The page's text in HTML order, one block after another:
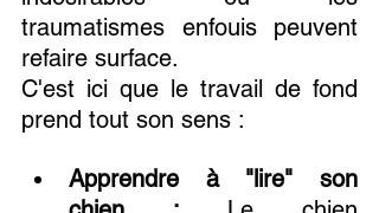
traumatismes enfouis peuvent
refaire surface.
C'est ici que le travail de fond
prend tout son sens :
Apprendre à "lire" son